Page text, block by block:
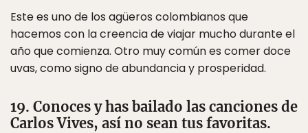
Este es uno de los agüeros colombianos que
hacemos con la creencia de viajar mucho durante el
año que comienza. Otro muy común es comer doce
uvas, como signo de abundancia y prosperidad.
19. Conoces y has bailado las canciones de
Carlos Vives, así no sean tus favoritas.